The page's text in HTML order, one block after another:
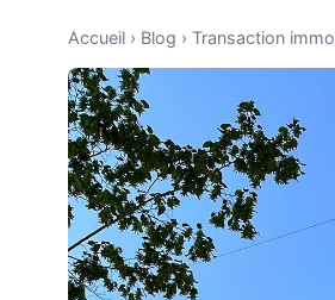
Accueil › Blog › Transaction